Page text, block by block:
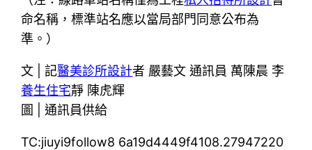
命名稱，標準站名應以當局部門同意公布為
準。）
文 | 記醫美診所設計者 嚴藝文 通訊員 萬陳晨 李
養生住宅靜 陳虎輝
圖 | 通訊員供給
TC:jiuyi9follow8 6a19d4449f4108.27947220